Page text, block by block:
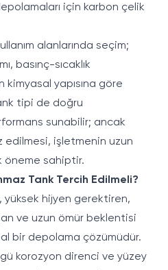
için karbon çelik
alanlarında seçim;
basınç-sıcaklık
kimyasal yapısına göre
tipi de doğru
sunabilir; ancak
edilmesi, işletmenin uzun
öneme sahiptir.
Tank Tercih Edilmeli?
yüksek hijyen gerektiren,
ve uzun ömür beklentisi
bir depolama çözümüdür.
korozyon direnci ve yüzey